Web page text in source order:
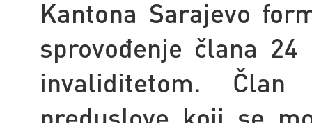
Kantona Sarajevo
sprovođenje člana
invaliditetom.